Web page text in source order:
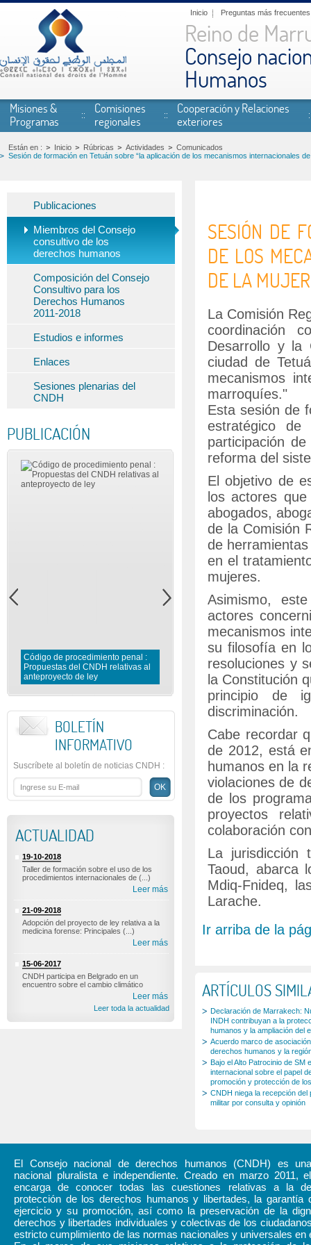
Pasar al contenido principal
Inicio Preguntas más frecuentes
Reino de
Consejo
Humanos
Misiones &
Programas
Comisiones
regionales
Cooperación y Relaciones
exteriores
Están en : Inicio Rúbricas Actividades
Comunicados
Sesión de formación en Tetuán sobre “la aplicación de los mecanismos internacionales
Publicaciones
Miembros del Consejo
consultivo de los
derechos humanos
Composición del Consejo
Consultivo para los
Derechos Humanos
2011-2018
Estudios e informes
Enlaces
Sesiones plenarias del
CNDH
PUBLICACIÓN
Código de procedimiento penal :
Propuestas del CNDH relativas al
anteproyecto de ley
Las penas alternativas
BOLETÍN
INFORMATIVO
Suscríbete al boletín de noticias CNDH :
ACTUALIDAD
19-10-2018
Taller de formación sobre el uso de los
procedimientos internacionales de (...)
Leer más
21-09-2018
Adopción del proyecto de ley relativa a la
medicina forense: Principales (...)
Leer más
15-06-2017
CNDH participa en Belgrado en un
encuentro sobre el cambio climático
Leer más
Leer toda la actualidad
SESIÓN DE
DE LOS
DE LA
La Comisión
coordinación
Desarrollo y la
ciudad de
mecanismos
marroquíes."
Esta sesión de
estratégico
participación
reforma del
El objetivo de
los actores
abogados,
de la Comisión
de
en el
mujeres.
Asimismo,
actores
mecanismos
su filosofía en
resoluciones y
la Constitución
principio de
discriminación.
Cabe recordar
de 2012, está
humanos en la
violaciones de
de los
proyectos
colaboración
La jurisdicción
Taoud, abarca
Mdiq-Fnideq,
Larache.
Ir arriba de la
ARTÍCULOS
Declaración de Marrakech:
INDH contribuyan a la
humanos y la ampliación del
Acuerdo marco de
derechos humanos y la
Bajo el Alto Patrocinio de SM
internacional sobre el papel
promoción y protección de
CNDH niega la recepción
militar por consulta y opinión
El Consejo nacional de derechos humanos (CNDH) es
nacional pluralista e independiente. Creado en marzo 2011,
encarga de conocer todas las cuestiones relativas a la
protección de los derechos humanos y libertades, la garantía
ejercicio y su promoción, así como la preservación de la
derechos y libertades individuales y colectivas de los
estricto cumplimiento de las normas nacionales y universales en